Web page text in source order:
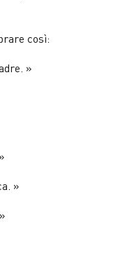
così:
»
»